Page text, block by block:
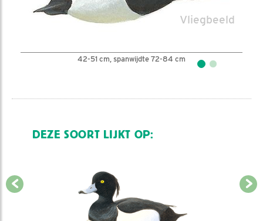
42-51 cm, spanwijdte 72-84 cm
DEZE SOORT LIJKT OP: